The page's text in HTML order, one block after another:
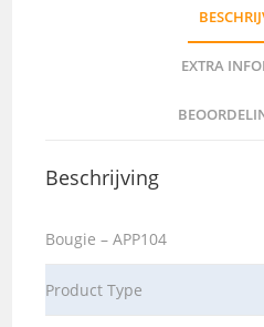
EXTRA
Beschrijving
Bougie – APP104
Product Type